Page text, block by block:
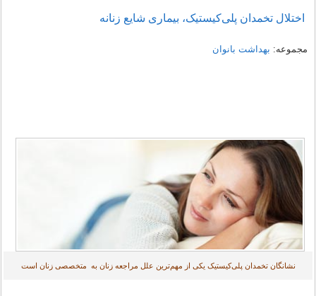
اختلال تخمدان پلی‌کیستیک، بیماری شایع زنانه
مجموعه: بهداشت بانوان
نشانگان تخمدان پلی‌کیستیک یکی از مهم‌ترین علل مراجعه زنان به متخصصی زنان است